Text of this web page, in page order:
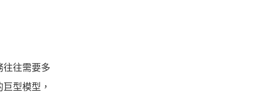
往往需要多
型模型，